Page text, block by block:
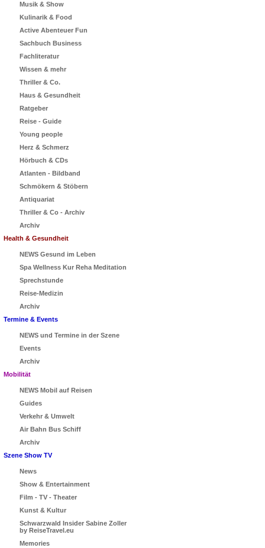
Musik & Show
Kulinarik & Food
Active Abenteuer Fun
Sachbuch Business
Fachliteratur
Wissen & mehr
Thriller & Co.
Haus & Gesundheit
Ratgeber
Reise - Guide
Young people
Herz & Schmerz
Hörbuch & CDs
Atlanten - Bildband
Schmökern & Stöbern
Antiquariat
Thriller & Co - Archiv
Archiv
Health & Gesundheit
NEWS Gesund im Leben
Spa Wellness Kur Reha Meditation
Sprechstunde
Reise-Medizin
Archiv
Termine & Events
NEWS und Termine in der Szene
Events
Archiv
Mobilität
NEWS Mobil auf Reisen
Guides
Verkehr & Umwelt
Air Bahn Bus Schiff
Archiv
Szene Show TV
News
Show & Entertainment
Film - TV - Theater
Kunst & Kultur
Schwarzwald Insider Sabine Zoller
by ReiseTravel.eu
Memories